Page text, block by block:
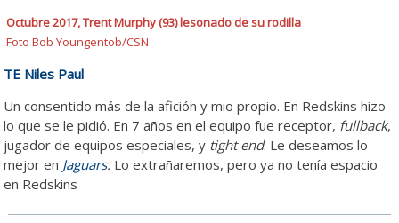
Octubre 2017, Trent Murphy (93) lesonado de su rodilla
Foto Bob Youngentob/CSN
TE Niles Paul
Un consentido más de la afición y mio propio. En Redskins hizo
lo que se le pidió. En 7 años en el equipo fue receptor, fullback,
jugador de equipos especiales, y tight end. Le deseamos lo
mejor en Jaguars. Lo extrañaremos, pero ya no tenía espacio
en Redskins